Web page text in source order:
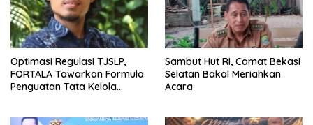
Optimasi Regulasi TJSLP,
FORTALA Tawarkan Formula
Penguatan Tata Kelola
Sambut Hut RI, Camat Bekasi
Selatan Bakal Meriahkan
Acara